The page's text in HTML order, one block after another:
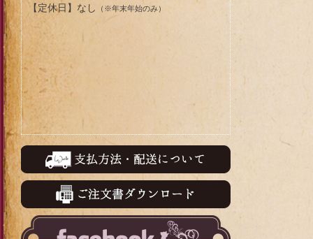
【定休日】なし
（※年末年始のみ）